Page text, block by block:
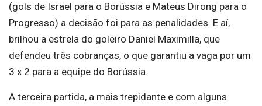
(gols de Israel para o Borússia e Mateus Dirong para o
Progresso) a decisão foi para as penalidades. E aí,
brilhou a estrela do goleiro Daniel Maximilla, que
defendeu três cobranças, o que garantiu a vaga por um
3 x 2 para a equipe do Borússia.
A terceira partida, a mais trepidante e com alguns